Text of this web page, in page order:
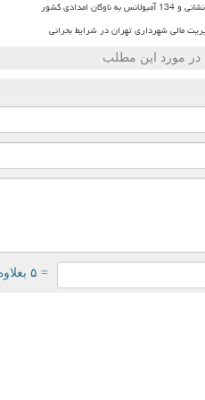
مالی شهرداری تهران در شرایط بحرانی
در مورد این مطلب
= ۵ بعلاوه ۵